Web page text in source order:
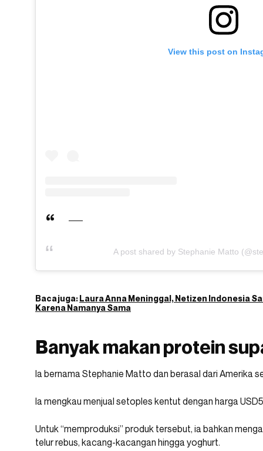
View this post on
A post shared by Stephanie Matto
Baca juga:Laura Anna Meninggal, Netizen Indonesia
Karena Namanya Sama
Banyak makan protein
Ia bernama Stephanie Matto dan berasal dari Amerika
Ia mengkau menjual setoples kentut dengan harga
Untuk “memproduksi” produk tersebut, ia bahkan
telur rebus, kacang-kacangan hingga yoghurt.